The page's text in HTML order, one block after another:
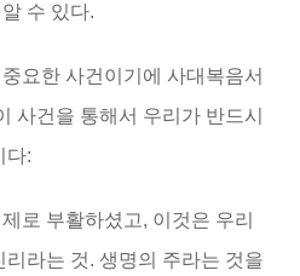
수 있다.
요한 사건이기에 사대복음서
사건을 통해서 우리가 반드시
다:
로 부활하셨고, 이것은 우리
라는 것. 생명의 주라는 것을